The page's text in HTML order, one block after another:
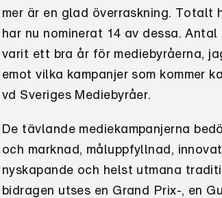
mer är en glad överraskning. Totalt
har nu nominerat 14 av dessa.
varit ett bra år för mediebyråerna,
emot vilka kampanjer som kommer
vd Sveriges Mediebyråer.
De tävlande mediekampanjerna
och marknad, måluppfyllnad,
nyskapande och helst utmana
bidragen utses en Grand Prix-, en